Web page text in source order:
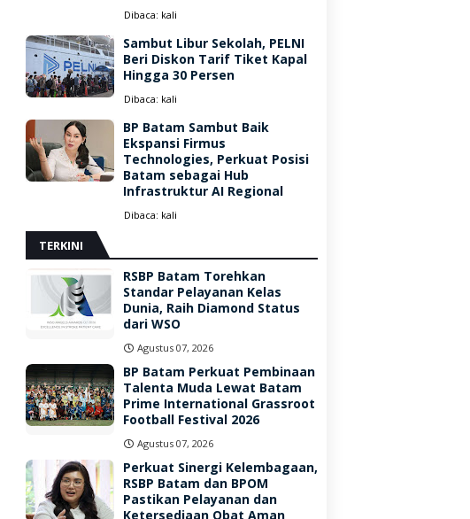
Dibaca: kali
Sambut Libur Sekolah, PELNI
Beri Diskon Tarif Tiket Kapal
Hingga 30 Persen
Dibaca: kali
BP Batam Sambut Baik
Ekspansi Firmus
Technologies, Perkuat Posisi
Batam sebagai Hub
Infrastruktur AI Regional
Dibaca: kali
TERKINI
RSBP Batam Torehkan
Standar Pelayanan Kelas
Dunia, Raih Diamond Status
dari WSO
Agustus 07, 2026
BP Batam Perkuat Pembinaan
Talenta Muda Lewat Batam
Prime International Grassroot
Football Festival 2026
Agustus 07, 2026
Perkuat Sinergi Kelembagaan,
RSBP Batam dan BPOM
Pastikan Pelayanan dan
Ketersediaan Obat Aman